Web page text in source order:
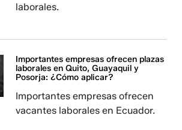
laborales.
Importantes empresas ofrecen plazas
laborales en Quito, Guayaquil y
Posorja: ¿Cómo aplicar?
Importantes empresas ofrecen
vacantes laborales en Ecuador.